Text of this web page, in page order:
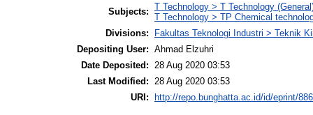
Subjects: T Technology > T Technology
T Technology > TP Chemical
Divisions:
Fakultas Teknologi Industri > Teknik
Depositing User: Ahmad Elzuhri
Date Deposited:
28 Aug 2020 03:53
Last Modified:
28 Aug 2020 03:53
URI:
http://repo.bunghatta.ac.id/id/eprint/886